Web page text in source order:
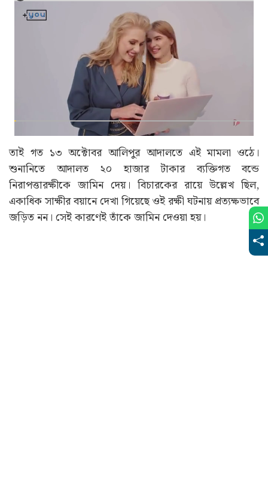
তাই গত ১৩ অক্টোবর আলিপুর আদালতে এই মামলা ওঠে।
শুনানিতে আদালত ২০ হাজার টাকার ব্যক্তিগত বন্ডে
নিরাপত্তারক্ষীকে জামিন দেয়। বিচারকের রায়ে উল্লেখ ছিল,
একাধিক সাক্ষীর বয়ানে দেখা গিয়েছে ওই রক্ষী ঘটনায় প্রত্যক্ষভাবে
জড়িত নন। সেই কারণেই তাঁকে জামিন দেওয়া হয়।